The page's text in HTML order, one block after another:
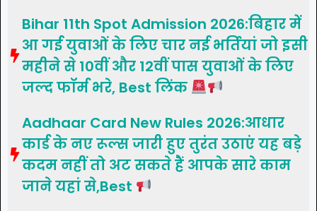
Bihar 11th Spot Admission 2026:बिहार में
आ गई युवाओं के लिए चार नई भर्तियां जो इसी
महीने से 10वीं और 12वीं पास युवाओं के लिए
जल्द फॉर्म भरे, Best लिंक
Aadhaar Card New Rules 2026:आधार
कार्ड के नए रूल्स जारी हुए तुरंत उठाएं यह बड़े
कदम नहीं तो अट सकते हैं आपके सारे काम
जाने यहां से,Best